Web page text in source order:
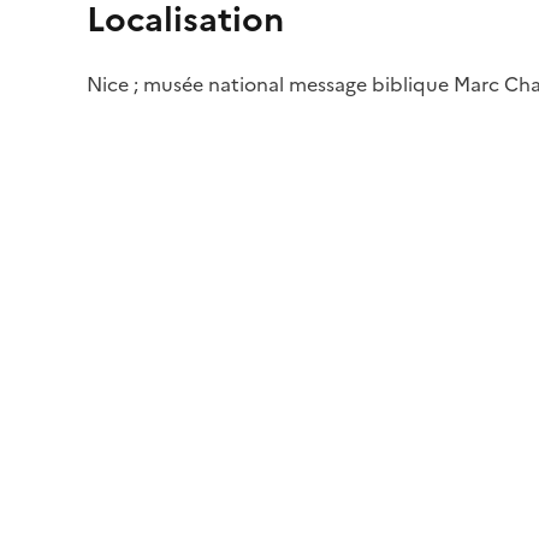
Localisation
Nice ; musée national message biblique Marc